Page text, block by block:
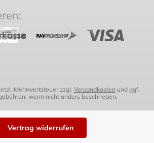
Mehrwertsteuer zzgl. Versandkosten und ggf.
wenn nicht anders beschrieben.
Vertrag widerrufen